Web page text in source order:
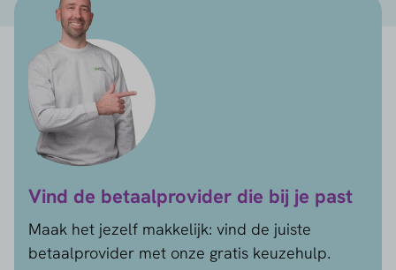
Vind de betaalprovider die bij je past
Maak het jezelf makkelijk: vind de juiste
betaalprovider met onze gratis keuzehulp.